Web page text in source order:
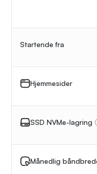
Startende fra
Hjemmesider
SSD NVMe-lagring
Månedlig